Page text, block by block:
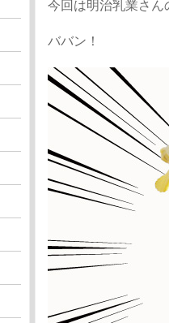
今回は明治乳業さん
ババン！